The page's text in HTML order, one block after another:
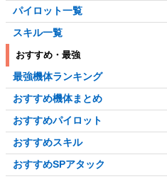
パイロット一覧
スキル一覧
おすすめ・最強
最強機体ランキング
おすすめ機体まとめ
おすすめパイロット
おすすめスキル
おすすめSPアタック